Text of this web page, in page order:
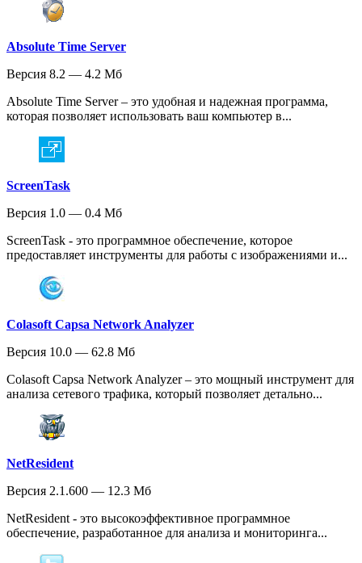
Absolute Time Server
Версия 8.2 — 4.2 Мб
Absolute Time Server – это удобная и надежная программа,
которая позволяет использовать ваш компьютер в...
ScreenTask
Версия 1.0 — 0.4 Мб
ScreenTask - это программное обеспечение, которое
предоставляет инструменты для работы с изображениями и...
Colasoft Capsa Network Analyzer
Версия 10.0 — 62.8 Мб
Colasoft Capsa Network Analyzer – это мощный инструмент для
анализа сетевого трафика, который позволяет детально...
NetResident
Версия 2.1.600 — 12.3 Мб
NetResident - это высокоэффективное программное
обеспечение, разработанное для анализа и мониторинга...